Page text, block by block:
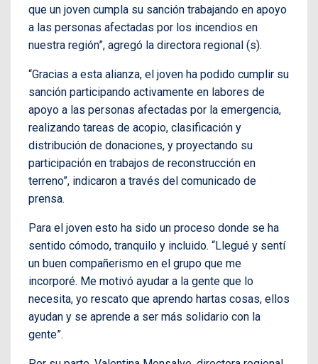
que un joven cumpla su sanción trabajando en apoyo
a las personas afectadas por los incendios en
nuestra región”, agregó la directora regional (s).
“Gracias a esta alianza, el joven ha podido cumplir su
sanción participando activamente en labores de
apoyo a las personas afectadas por la emergencia,
realizando tareas de acopio, clasificación y
distribución de donaciones, y proyectando su
participación en trabajos de reconstrucción en
terreno”, indicaron a través del comunicado de
prensa.
Para el joven esto ha sido un proceso donde se ha
sentido cómodo, tranquilo y incluido. “Llegué y sentí
un buen compañerismo en el grupo que me
incorporé. Me motivó ayudar a la gente que lo
necesita, yo rescato que aprendo hartas cosas, ellos
ayudan y se aprende a ser más solidario con la
gente”.